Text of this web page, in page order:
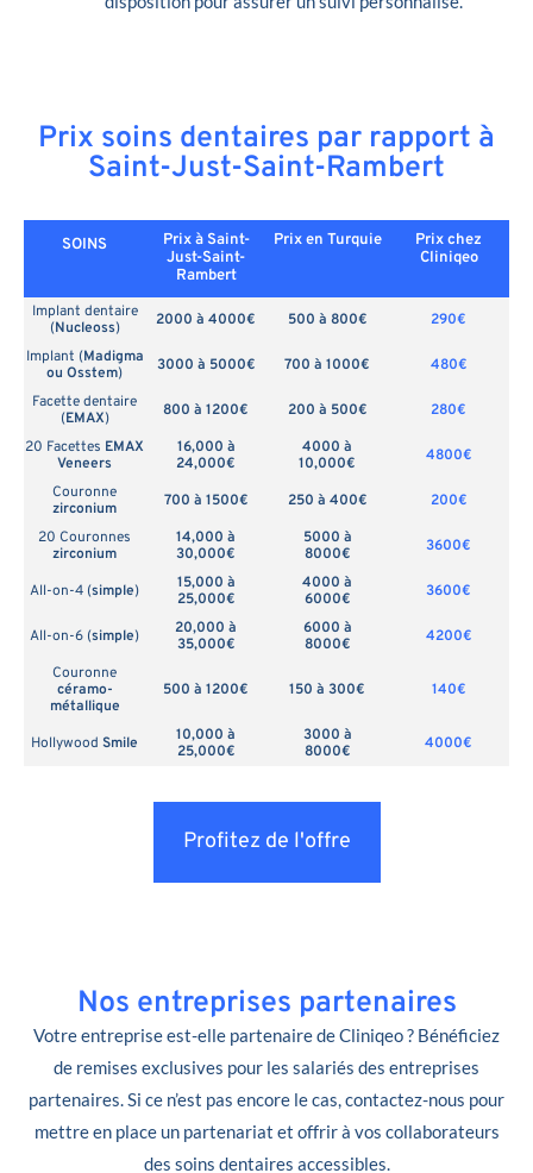
Prix soins dentaires par rapport à
Saint-Just-Saint-Rambert
SOINS
Prix à Saint-
Just-Saint-
Rambert
Prix en Turquie
Prix chez
Cliniqeo
Implant dentaire
(Nucleoss) 2000 à 4000€ 500 à 800€
290€
Implant (Madigma
ou Osstem) 3000 à 5000€ 700 à 1000€
480€
Facette dentaire
(EMAX) 800 à 1200€ 200 à 500€
280€
20 Facettes EMAX
Veneers
16,000 à
24,000€
4000 à
10,000€
4800€
Couronne
zirconium
700 à 1500€ 250 à 400€
200€
20 Couronnes
zirconium
14,000 à
30,000€
5000 à
8000€
3600€
All-on-4 (simple)
15,000 à
25,000€
4000 à
6000€
3600€
All-on-6 (simple)
20,000 à
35,000€
6000 à
8000€
4200€
Couronne
céramo-
métallique
500 à 1200€ 150 à 300€ 140€
Hollywood Smile
10,000 à
25,000€
3000 à
8000€
4000€
Profitez de l'offre
Nos entreprises partenaires
Votre entreprise est-elle partenaire de Cliniqeo ? Bénéficiez
de remises exclusives pour les salariés des entreprises
partenaires. Si ce n’est pas encore le cas, contactez-nous pour
mettre en place un partenariat et offrir à vos collaborateurs
des soins dentaires accessibles.